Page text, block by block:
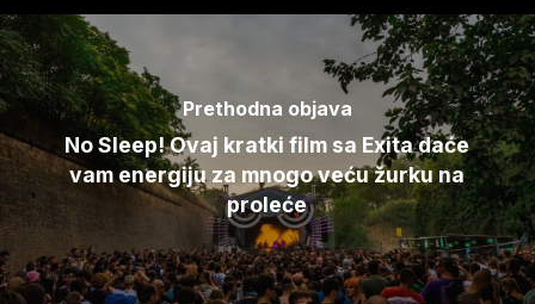
Prethodna objava
No Sleep! Ovaj kratki film sa Exita daće
vam energiju za mnogo veću žurku na
proleće